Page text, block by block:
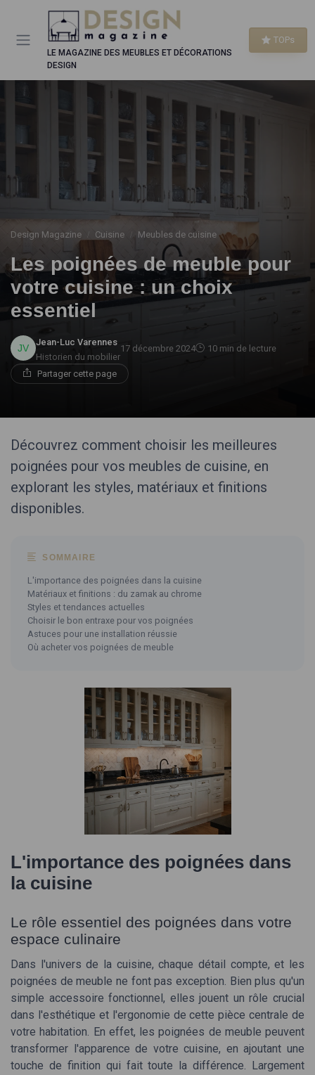
LE MAGAZINE DES MEUBLES ET DÉCORATIONS
DESIGN
TOPs
Design Magazine Cuisine Meubles de cuisine
Les poignées de meuble pour
votre cuisine : un choix
essentiel
Jean-Luc Varennes
Historien du mobilier
17 décembre 2024 10 min de lecture
Partager cette page
Découvrez comment choisir les meilleures
poignées pour vos meubles de cuisine, en
explorant les styles, matériaux et finitions
disponibles.
SOMMAIRE
L'importance des poignées dans la cuisine
Matériaux et finitions : du zamak au chrome
Styles et tendances actuelles
Choisir le bon entraxe pour vos poignées
Astuces pour une installation réussie
Où acheter vos poignées de meuble
L'importance des poignées dans
la cuisine
Le rôle essentiel des poignées dans votre
espace culinaire
Dans l'univers de la cuisine, chaque détail compte, et les
poignées de meuble ne font pas exception. Bien plus qu'un
simple accessoire fonctionnel, elles jouent un rôle crucial
dans l'esthétique et l'ergonomie de cette pièce centrale de
votre habitation. En effet, les poignées de meuble peuvent
transformer l'apparence de votre cuisine, en ajoutant une
touche de finition qui fait toute la différence. Largement
Panneau de gestion des cookies